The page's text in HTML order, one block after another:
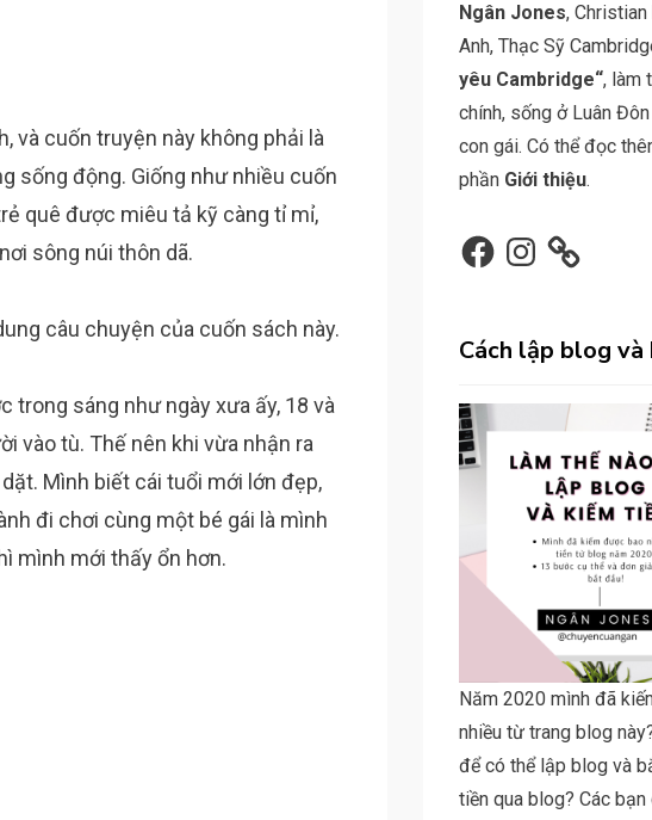
và cuốn truyện này không phải là
sống động. Giống như nhiều cuốn
quê được miêu tả kỹ càng tỉ mỉ,
sông núi thôn dã.
câu chuyện của cuốn sách này.
trong sáng như ngày xưa ấy, 18 và
vào tù. Thế nên khi vừa nhận ra
Mình biết cái tuổi mới lớn đẹp,
đi chơi cùng một bé gái là mình
mình mới thấy ổn hơn.
Ngân Jones,
Anh, Thạc Sỹ
yêu Cambridge“, làm
chính, sống ở Luân
con gái. Có thể đọc
phần Giới thiệu.
FacebookInstagram
Cách lập blog và
Năm 2020 mình đã
nhiều từ trang blog
để có thể lập blog và
tiền qua blog? Các